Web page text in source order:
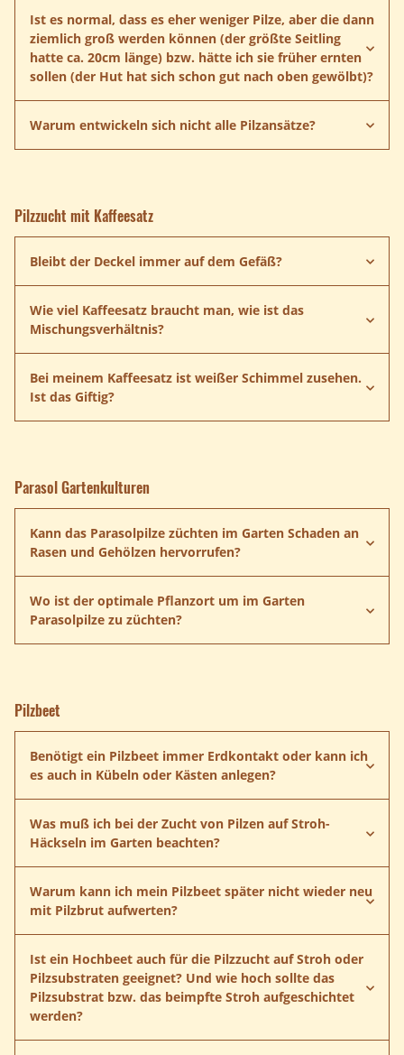
Ist es normal, dass es eher weniger Pilze, aber die dann
ziemlich groß werden können (der größte Seitling
hatte ca. 20cm länge) bzw. hätte ich sie früher ernten
sollen (der Hut hat sich schon gut nach oben gewölbt)?
Warum entwickeln sich nicht alle Pilzansätze?
Pilzzucht mit Kaffeesatz
Bleibt der Deckel immer auf dem Gefäß?
Wie viel Kaffeesatz braucht man, wie ist das
Mischungsverhältnis?
5 Liter Kaffeesatz
Bei meinem Kaffeesatz ist weißer Schimmel zusehen.
Ist das Giftig?
Parasol Gartenkulturen
Kann das Parasolpilze züchten im Garten Schaden an
Rasen und Gehölzen hervorrufen?
Wo ist der optimale Pflanzort um im Garten
Parasolpilze zu züchten?
Pilzbeet
Benötigt ein Pilzbeet immer Erdkontakt oder kann ich
es auch in Kübeln oder Kästen anlegen?
Parasolpilze Braunkappen
Was muß ich bei der Zucht von Pilzen auf Stroh-
Häckseln im Garten beachten?
Warum kann ich mein Pilzbeet später nicht wieder neu
mit Pilzbrut aufwerten?
Ist ein Hochbeet auch für die Pilzzucht auf Stroh oder
Pilzsubstraten geeignet? Und wie hoch sollte das
Pilzsubstrat bzw. das beimpfte Stroh aufgeschichtet
werden?